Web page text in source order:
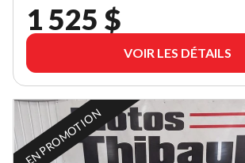
1 525 $
VOIR LES DÉTAILS
EN PROMOTION